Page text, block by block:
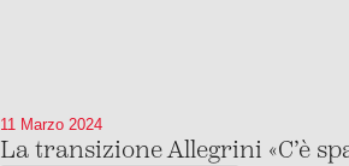
11 Marzo 2024
La transizione Allegrini «C’è